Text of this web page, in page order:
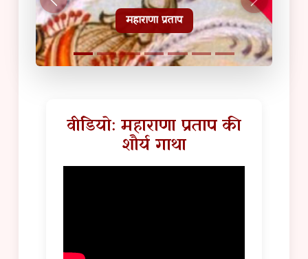
हल्दीघाटी टूरिस्ट गाइड
वीडियो: महाराणा प्रताप की
शौर्य गाथा